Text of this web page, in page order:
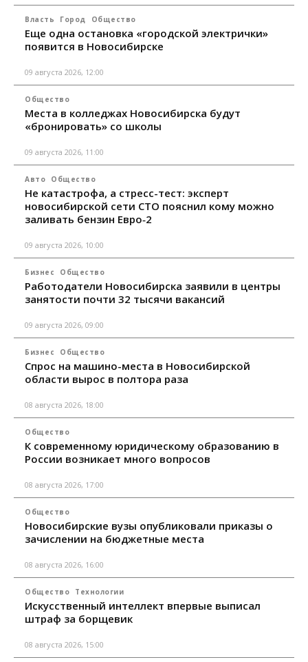
Власть Город Общество
Еще одна остановка «городской электрички»
появится в Новосибирске
09 августа 2026, 12:00
Общество
Места в колледжах Новосибирска будут
«бронировать» со школы
09 августа 2026, 11:00
Авто Общество
Не катастрофа, а стресс-тест: эксперт
новосибирской сети СТО пояснил кому можно
заливать бензин Евро‑2
09 августа 2026, 10:00
Бизнес Общество
Работодатели Новосибирска заявили в центры
занятости почти 32 тысячи вакансий
09 августа 2026, 09:00
Бизнес Общество
Спрос на машино-места в Новосибирской
области вырос в полтора раза
08 августа 2026, 18:00
Общество
К современному юридическому образованию в
России возникает много вопросов
08 августа 2026, 17:00
Общество
Новосибирские вузы опубликовали приказы о
зачислении на бюджетные места
08 августа 2026, 16:00
Общество Технологии
Искусственный интеллект впервые выписал
штраф за борщевик
08 августа 2026, 15:00